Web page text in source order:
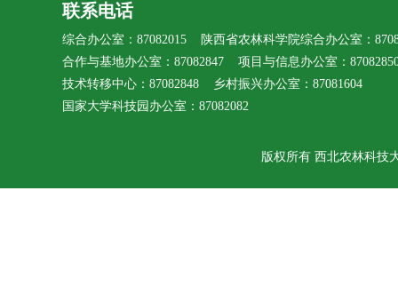
联系电话
综合办公室：87082015 陕西省农林科学院综合办公室：
合作与基地办公室：87082847 项目与信息办公室：
技术转移中心：87082848 乡村振兴办公室：87081604
国家大学科技园办公室：87082082
版权所有 西北农林科技